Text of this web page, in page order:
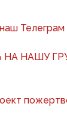
Телеграм
НАШУ